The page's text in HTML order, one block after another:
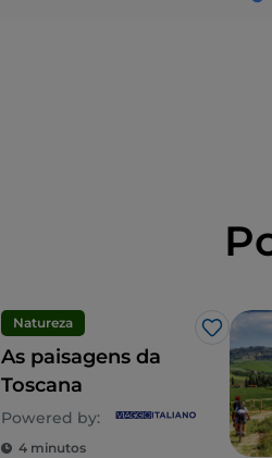
Natureza
Gosto
As paisagens da
Toscana
Powered by:
4 minutos